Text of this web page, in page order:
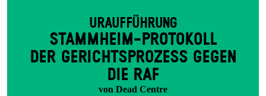
URAUFFÜHRUNG
STAMM­HEIM-PROTOKOLL
DER GERICHTS­PROZESS GEGEN
DIE RAF
von Dead Centre